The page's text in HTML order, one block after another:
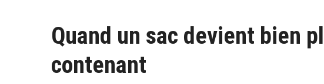
Quand un sac devient bien
contenant